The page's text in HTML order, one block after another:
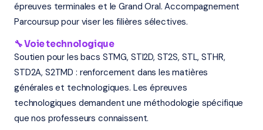
épreuves terminales et le Grand Oral. Accompagnement
Parcoursup pour viser les filières sélectives.
🔧 Voie technologique
Soutien pour les bacs STMG, STI2D, ST2S, STL, STHR,
STD2A, S2TMD : renforcement dans les matières
générales et technologiques. Les épreuves
technologiques demandent une méthodologie spécifique
que nos professeurs connaissent.